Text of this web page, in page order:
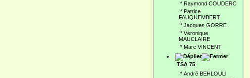
* Raymond COUDERC
* Patrice
FAUQUEMBERT
* Jacques GORRE
* Véronique
MAUCLAIRE
* Marc VINCENT
TSA 75
* André BEHLOULI